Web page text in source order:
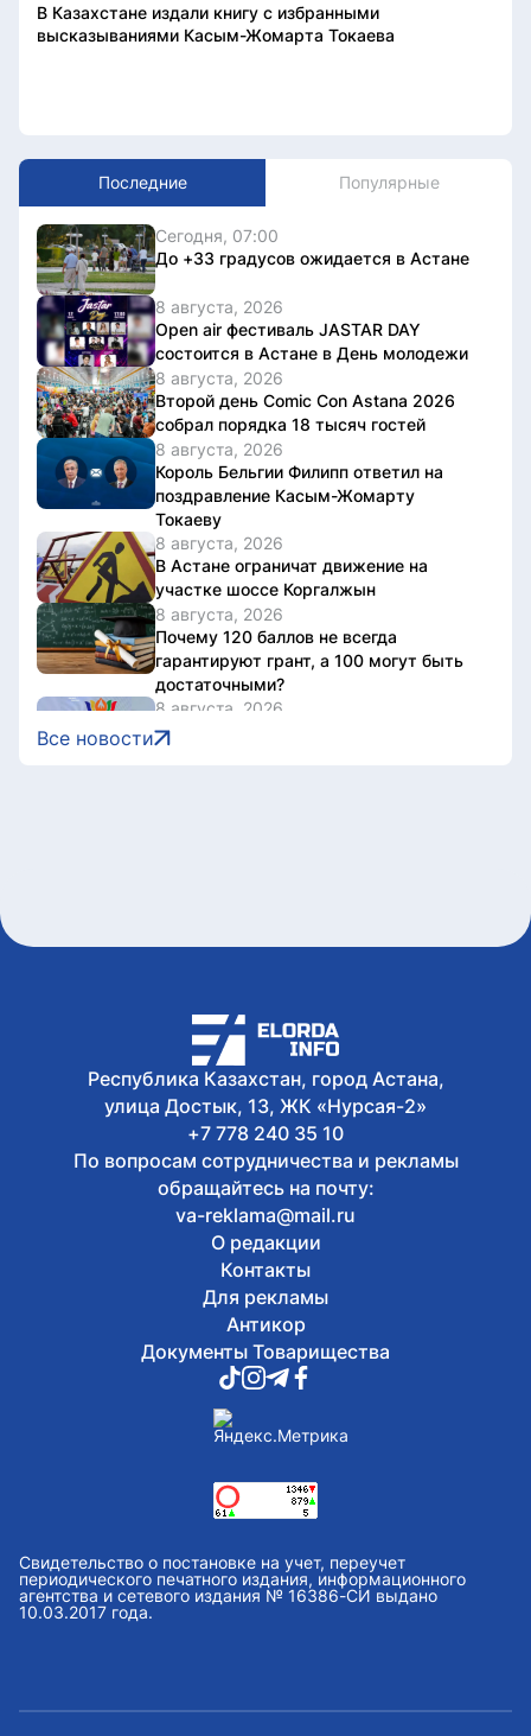
В Казахстане издали книгу с избранными
высказываниями Касым-Жомарта Токаева
Последние Популярные
Сегодня, 07:00
До +33 градусов ожидается в Астане
8 августа, 2026
Open air фестиваль JASTAR DAY
состоится в Астане в День молодежи
8 августа, 2026
Второй день Comic Con Astana 2026
собрал порядка 18 тысяч гостей
8 августа, 2026
Король Бельгии Филипп ответил на
поздравление Касым-Жомарту
Токаеву
8 августа, 2026
В Астане ограничат движение на
участке шоссе Коргалжын
8 августа, 2026
Почему 120 баллов не всегда
гарантируют грант, а 100 могут быть
достаточными?
8 августа, 2026
Казахстан представил потенциал
Туристов из Германии эвакуировали с
пика в Алматинской области
Все новости
Республика Казахстан, город Астана,
улица Достык, 13, ЖК «Нурсая-2»
+7 778 240 35 10
По вопросам сотрудничества и рекламы
обращайтесь на почту:
va-reklama@mail.ru
О редакции
Контакты
Для рекламы
Антикор
Документы Товарищества
Свидетельство о постановке на учет, переучет
периодического печатного издания, информационного
агентства и сетевого издания № 16386-СИ выдано
10.03.2017 года.